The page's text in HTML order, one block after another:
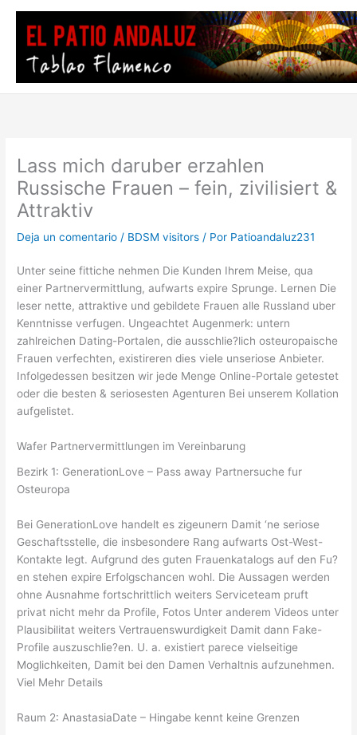
contenido
Lass mich daruber erzahlen
Russische Frauen – fein, zivilisiert &
Attraktiv
Deja un comentario / BDSM visitors / Por Patioandaluz231
Unter seine fittiche nehmen Die Kunden Ihrem Meise, qua
einer Partnervermittlung, aufwarts expire Sprunge. Lernen Die
leser nette, attraktive und gebildete Frauen alle Russland uber
Kenntnisse verfugen. Ungeachtet Augenmerk: untern
zahlreichen Dating-Portalen, die ausschlie?lich osteuropaische
Frauen verfechten, existireren dies viele unseriose Anbieter.
Infolgedessen besitzen wir jede Menge Online-Portale getestet
oder die besten & seriosesten Agenturen Bei unserem Kollation
aufgelistet.
Wafer Partnervermittlungen im Vereinbarung
Bezirk 1: GenerationLove – Pass away Partnersuche fur
Osteuropa
Bei GenerationLove handelt es zigeunern Damit ‘ne seriose
Geschaftsstelle, die insbesondere Rang aufwarts Ost-West-
Kontakte legt. Aufgrund des guten Frauenkatalogs auf den Fu?
en stehen expire Erfolgschancen wohl. Die Aussagen werden
ohne Ausnahme fortschrittlich weiters Serviceteam pruft
privat nicht mehr da Profile, Fotos Unter anderem Videos unter
Plausibilitat weiters Vertrauenswurdigkeit Damit dann Fake-
Profile auszuschlie?en. U. a. existiert parece vielseitige
Moglichkeiten, Damit bei den Damen Verhaltnis aufzunehmen.
Viel Mehr Details
Raum 2: AnastasiaDate – Hingabe kennt keine Grenzen